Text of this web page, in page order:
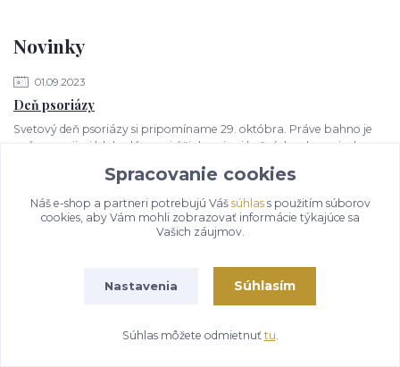
Novinky
01.09.2023
Deň psoriázy
Svetový deň psoriázy si pripomíname 29. októbra. Práve bahno je
známe svojimi blahodárnymi účinkami pri kožných ochoreniach.
čítať celé
01.07.2023
Poznáte blahodárne účinky bahna?
Bahenný kúpeľ alebo zábal? Toto sa deje s vaším telom
Spracovanie cookies
Náš e-shop a partneri potrebujú Váš súhlass použitím súborov
cookies, aby Vám mohli zobrazovať informácie týkajúce sa
Vašich záujmov.
Nastavenia Súhlasím
Súhlas môžete odmietnuť tu